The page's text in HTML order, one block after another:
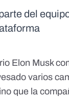
del
Elon Musk
varios
que la